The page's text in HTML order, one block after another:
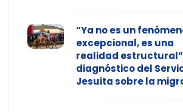
“Ya no es un
excepcional, es una
realidad
diagnóstico del
Jesuita sobre la